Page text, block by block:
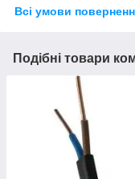
Всі умови
Подібні товари